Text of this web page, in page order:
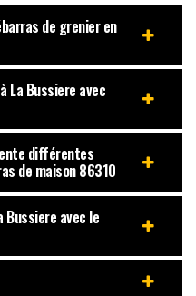
de grenier en
La Bussiere avec
différentes
de maison 86310
avec le